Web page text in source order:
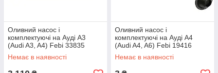
Оливний насос і
комплектуючі на Ауді A3
(Audi A3, A4) Febi 33835
Немає в наявності
Оливний насос і
комплектуючі на Ауді A4
(Audi A4, A6) Febi 19416
Немає в наявності